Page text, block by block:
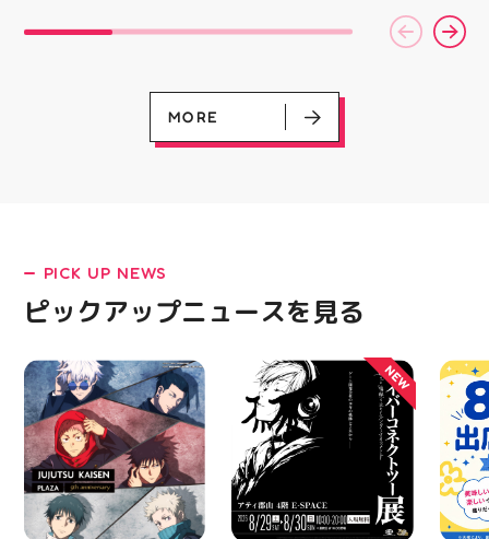
LATEST!
ピックアップニュース
インばかり 集めたくな
定での入荷となりますの
で 気になっていた方、
売り切れる前にぜひお早
ラ雑貨 コレクション
HUBSTORE 数量限定 新
商品入荷
大歓迎️‍️‍️‍ Wワークされてる
方も可能ですよ！ 求人
でのご応募は不可となり
ます️ 私達と一緒に楽し
くお仕事しましょう️ お
電話、ご応募お待ちして
ズな
ぜひ
熱い
ーポ
ース
MORE
PICK UP NEWS
ピックアップニュースを見る
NEW